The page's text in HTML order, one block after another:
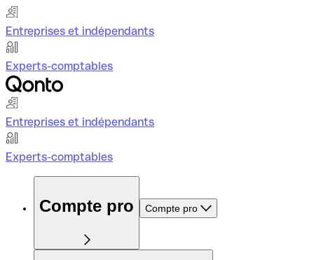
Entreprises et indépendants
Experts-comptables
Entreprises et indépendants
Experts-comptables
Compte pro Compte pro